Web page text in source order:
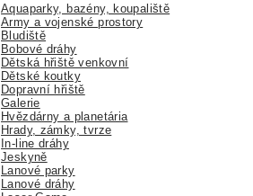
Aquaparky, bazény, koupaliště
Army a vojenské prostory
Bludiště
Bobové dráhy
Dětská hřiště venkovní
Dětské koutky
Dopravní hřiště
Galerie
Hvězdárny a planetária
Hrady, zámky, tvrze
In-line dráhy
Jeskyně
Lanové parky
Lanové dráhy